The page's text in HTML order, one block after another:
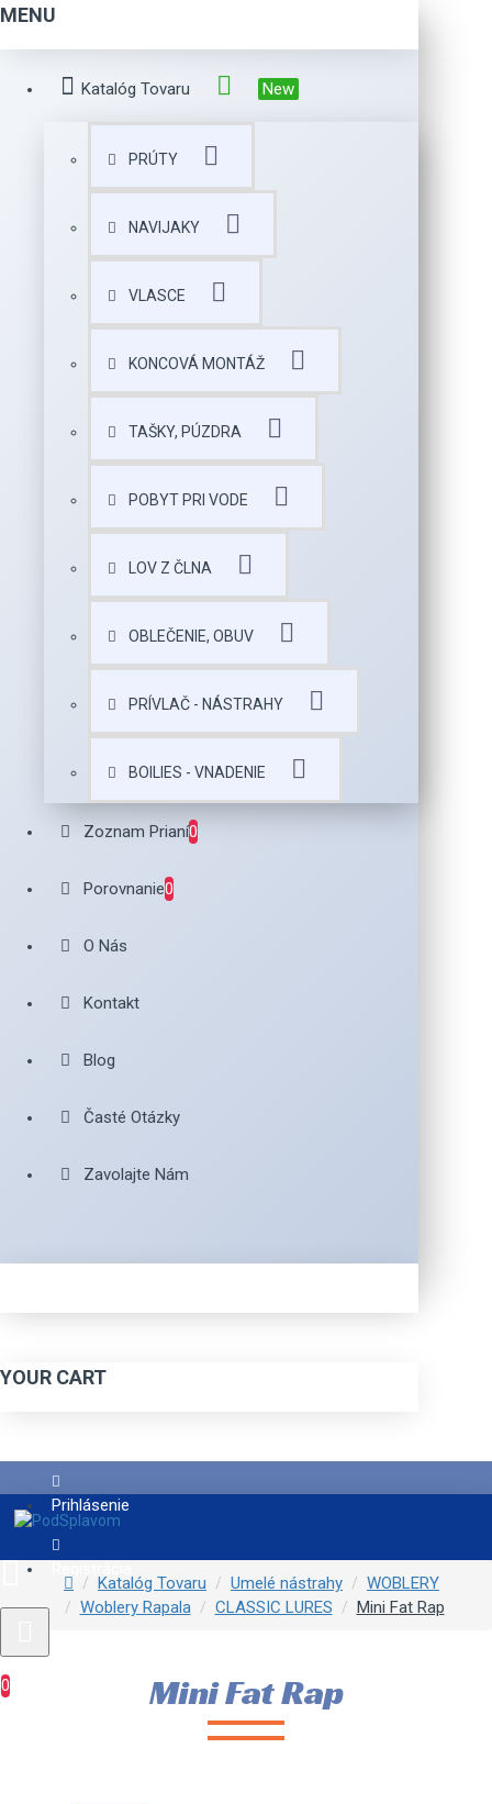
MENU
Katalóg Tovaru New
PRÚTY
NAVIJAKY
VLASCE
KONCOVÁ MONTÁŽ
TAŠKY, PÚZDRA
POBYT PRI VODE
LOV Z ČLNA
OBLEČENIE, OBUV
PRÍVLAČ - NÁSTRAHY
BOILIES - VNADENIE
Zoznam Prianí0
Porovnanie0
O Nás
Kontakt
Blog
Časté Otázky
Zavolajte Nám
YOUR CART
Prihlásenie
0
Katalóg Tovaru Umelé nástrahy
WOBLERY
Woblery Rapala
CLASSIC LURES Mini Fat Rap
Mini Fat Rap